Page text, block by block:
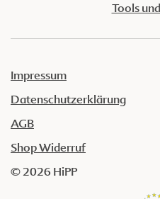
Tools
Impressum
Datenschutzerklärung
AGB
Shop Widerruf
© 2026 HiPP